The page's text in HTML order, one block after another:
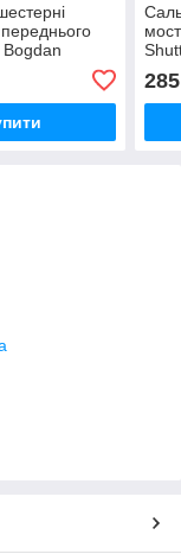
285